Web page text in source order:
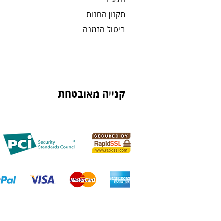
תקנון החנות
ביטול הזמנה
קנייה מאובטחת